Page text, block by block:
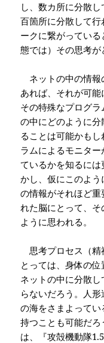
し、数カ所に分散
百箇所に分散して
ークに繋がってい
態では）その思考が
ネットの中の情報
あれば、それが可
その特殊なプログ
の中にどのように
ることは可能かも
ラムによるモニタ
ているかを知るに
かし、仮にこのよ
の情報がそれほど
れた脳にとって、
ように思われる。
思考プロセス（精
とっては、身体の
ネットの中に分散
らないだろう。人
の海をさまよって
持つことも可能だ
は、『攻殻機動隊1.5